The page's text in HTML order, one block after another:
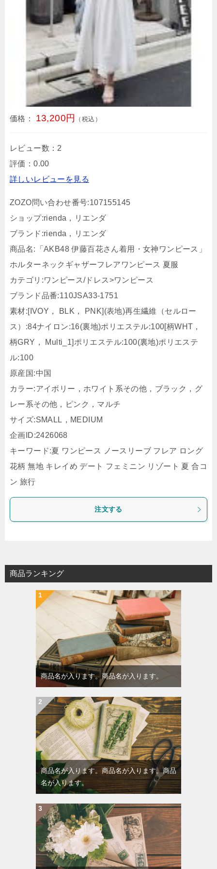
価格： 13,200円 （税込）
レビュー数：2
評価：0.00
詳しいレビューを見る
ZOZO問い合わせ番号:107155145
ショップ:rienda，リエンダ
ブランド:rienda，リエンダ
商品名:「AKB48 伊藤百花さん着用・女神ワンピース」
ホルターネックギャザーフレアワンピース 夏服
カテゴリ:ワンピース/ドレス>ワンピース
ブランド品番:110JSA33-1751
素材:[IVOY， BLK， PNK](表地)再生繊維（セルロー
ス）:84ナイロン:16(裏地)ポリエステル:100[柄WHT，
柄GRY， Multi_1]ポリエステル:100(裏地)ポリエステ
ル:100
原産国:中国
カラー:アイボリー，ホワイト系その他，ブラック，グ
レー系その他，ピンク，マルチ
サイズ:SMALL，MEDIUM
企画ID:2426068
キーワード:夏 ワンピース ノースリーブ フレア ロング
花柄 無地 キレイめ デート フェミニン リゾート 夏 合コ
ン 旅行
注文する
商品ランキング
商品名が入ります。商品名が入ります。
商品名が入ります。商品名が入ります。商品
名が入ります。